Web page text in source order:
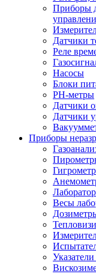
Приборы
Датчики
Реле
Насосы
Блоки
PH-метры
Датчики
Датчики
Приборы
Весы